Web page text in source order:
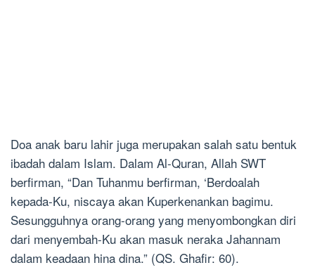
Doa anak baru lahir juga merupakan salah satu bentuk
ibadah dalam Islam. Dalam Al-Quran, Allah SWT
berfirman, “Dan Tuhanmu berfirman, ‘Berdoalah
kepada-Ku, niscaya akan Kuperkenankan bagimu.
Sesungguhnya orang-orang yang menyombongkan diri
dari menyembah-Ku akan masuk neraka Jahannam
dalam keadaan hina dina.” (QS. Ghafir: 60).